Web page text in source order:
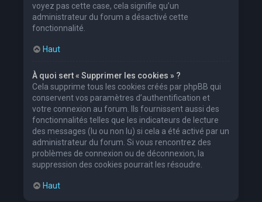
voyez pas cette case, cela signifie qu’un
administrateur du forum a désactivé cette
fonctionnalité.
Haut
À quoi sert « Supprimer les cookies » ?
Cela supprime tous les cookies créés par phpBB qui
conservent vos paramètres d’authentification et
votre connexion au forum. Ils fournissent aussi des
fonctionnalités telles que les indicateurs de lecture
des messages (lu ou non lu) si cela a été activé par un
administrateur du forum. Si vous rencontrez des
problèmes de connexion ou de déconnexion, la
suppression des cookies pourrait les résoudre.
Haut